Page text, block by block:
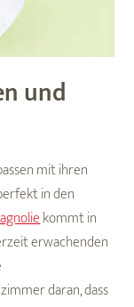
und
mit ihren
in den
kommt in
erwachenden
daran, dass